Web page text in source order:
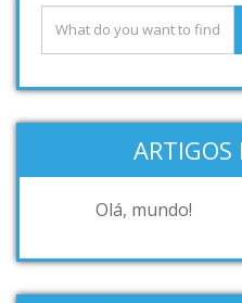
ARTIGOS
Olá, mundo!